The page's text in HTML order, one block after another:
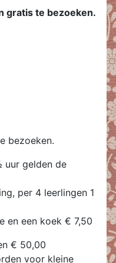
gratis te bezoeken.
bezoeken.
uur gelden de
per 4 leerlingen 1
en een koek € 7,50
€ 50,00
voor kleine